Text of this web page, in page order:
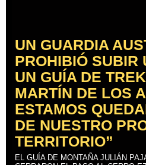
UN GUARDIA
PROHIBIÓ SUBIR
UN GUÍA DE
MARTÍN DE LOS
ESTAMOS
DE NUESTRO
TERRITORIO”
EL GUÍA DE MONTAÑA JULIÁN